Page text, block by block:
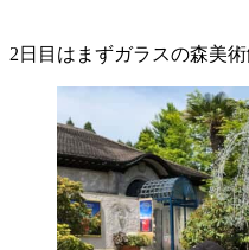
2日目はまずガラスの森美